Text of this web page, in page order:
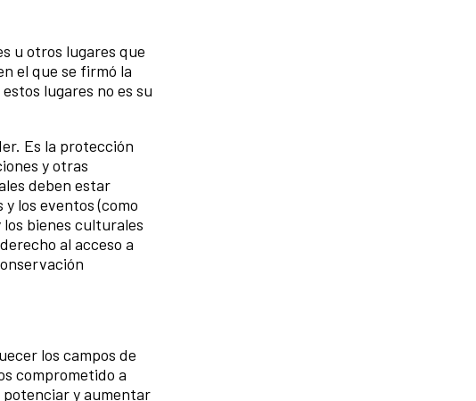
u otros lugares que
el que se firmó la
lugares no es su
Es la protección
y otras
deben estar
los eventos (como
bienes culturales
al acceso a
los campos de
comprometido a
y aumentar